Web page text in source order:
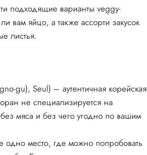
подходящие варианты veggy-
вам яйцо, а также ассорти закусок
листья.
gu), Seul) – аутентичная корейская
не специализируется на
мяса и без чего угодно по вашим
место, где можно попробовать